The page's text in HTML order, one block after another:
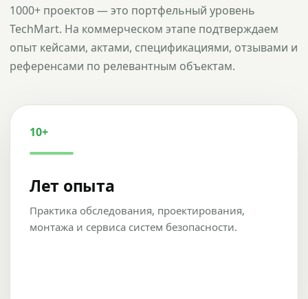
1000+ проектов — это портфельный уровень
TechMart. На коммерческом этапе подтверждаем
опыт кейсами, актами, спецификациями, отзывами и
референсами по релевантным объектам.
10+
Лет опыта
Практика обследования, проектирования,
монтажа и сервиса систем безопасности.